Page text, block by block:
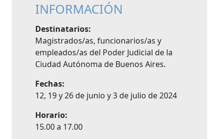
INFORMACIÓN
Destinatarios:
Magistrados/as, funcionarios/as y
empleados/as del Poder Judicial de la
Ciudad Autónoma de Buenos Aires.
Fechas:
12, 19 y 26 de junio y 3 de julio de 2024
Horario:
15.00 a 17.00